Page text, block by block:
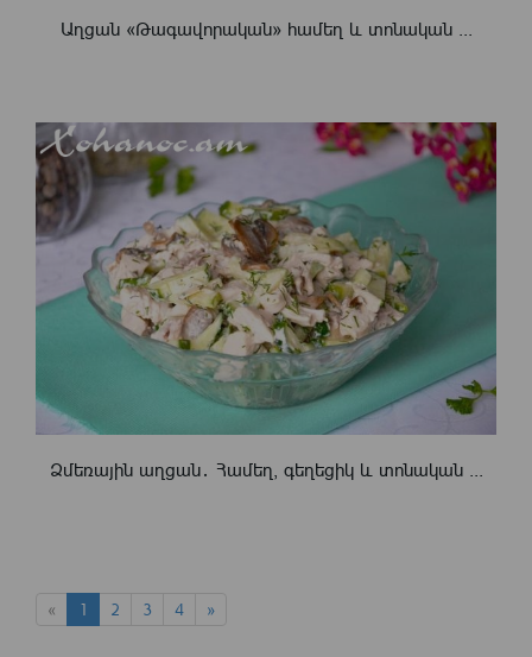
Աղցան «Թագավորական» hամեղ և տոնական ...
Ձմեռային աղցան․ Համեղ, գեղեցիկ և տոնական ...
« 1 2 3 4 »